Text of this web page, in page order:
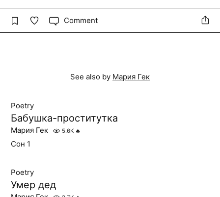
Comment
See also by Мария Гек
Poetry
Бабушка-проститутка
Мария Гек 5.6K 🔥
Сон 1
Poetry
Умер дед